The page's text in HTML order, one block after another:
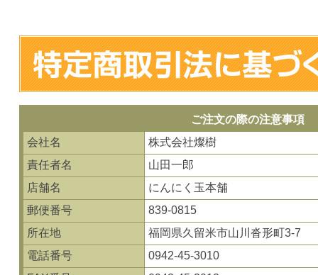
ご注文の際の注意事項
会社名
株式会社燦樹
責任者名
山田一郎
店舗名
にんにく玉本舗
郵便番号
839-0815
所在地
福岡県久留米市山川沓形町3-7
電話番号
0942-45-3010